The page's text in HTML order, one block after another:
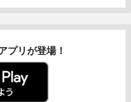
プリが登場！